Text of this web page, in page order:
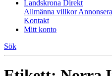
Landskrona Direkt
Allmänna villkorAnnonsera
Kontakt
Mitt konto
Sök